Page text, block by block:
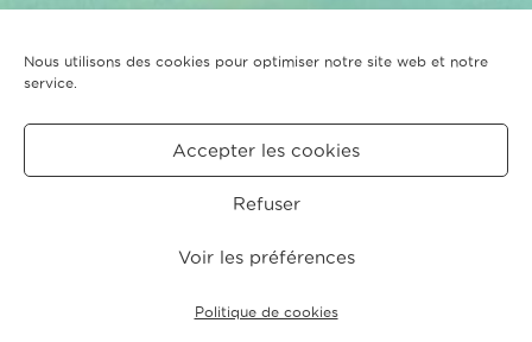
Nous utilisons des cookies pour optimiser notre site web et notre
service.
Accepter les cookies
Refuser
Voir les préférences
Politique de cookies